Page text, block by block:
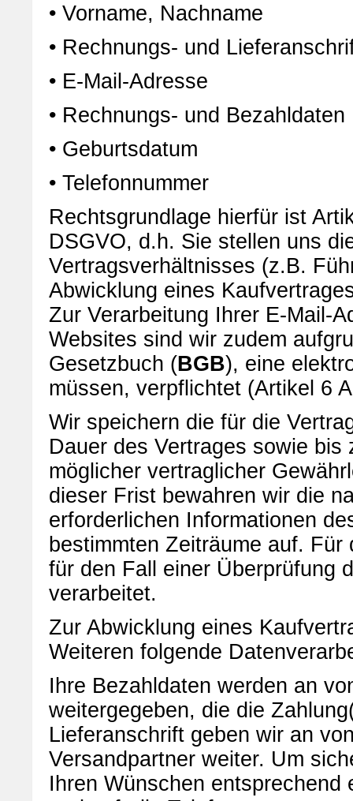
• Vorname, Nachname
• Rechnungs- und
• E-Mail-Adresse
• Rechnungs- und Bezahldaten
• Geburtsdatum
• Telefonnummer
Rechtsgrundlage hierfür ist
DSGVO, d.h. Sie stellen uns
Vertragsverhältnisses (z.B.
Abwicklung eines
Zur Verarbeitung Ihrer E-Mail-
Websites sind wir zudem
Gesetzbuch (BGB), eine
müssen, verpflichtet (Artikel 6
Wir speichern die für die
Dauer des Vertrages sowie
möglicher vertraglicher
dieser Frist bewahren wir die
erforderlichen Informationen
bestimmten Zeiträume auf.
für den Fall einer Überprüfung
verarbeitet.
Zur Abwicklung eines
Weiteren folgende
Ihre Bezahldaten werden an
weitergegeben, die die
Lieferanschrift geben wir an
Versandpartner weiter. Um
Ihren Wünschen